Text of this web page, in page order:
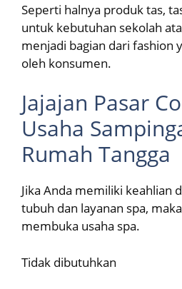
Seperti halnya produk tas,
untuk kebutuhan sekolah
menjadi bagian dari fashion
oleh konsumen.
Jajajan Pasar
Usaha
Rumah Tangga
Jika Anda memiliki keahlian
tubuh dan layanan spa,
membuka usaha spa.
Tidak dibutuhkan